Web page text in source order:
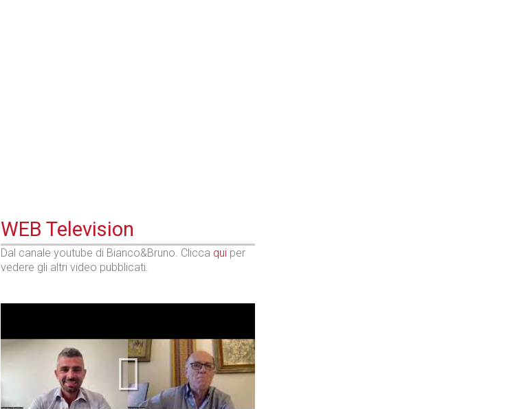
WEB Television
Dal canale youtube di Bianco&Bruno. Clicca qui per
vedere gli altri video pubblicati.